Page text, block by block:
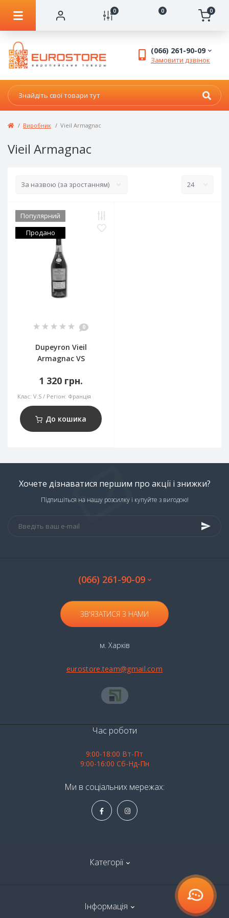
0 0 0
(066) 261-90-09
Замовити дзвінок
Виробник Vieil Armagnac
Vieil Armagnac
Популярний
Продано
0
Dupeyron Vieil
Armagnac VS
1 320 грн.
Клас: V.S Регіон: Франція
До кошика
Хочете дізнаватися першим про акції і знижки?
Підпишіться на нашу розсилку і купуйте з вигодою!
(066) 261-90-09
ЗВ'ЯЗАТИСЯ З НАМИ
м. Харків
eurostore.team@gmail.com
Категорії
Інформація
Час роботи
9:00-18:00 Вт-Пт
9:00-16:00 Сб-Нд-Пн
Ми в соціальних мережах: